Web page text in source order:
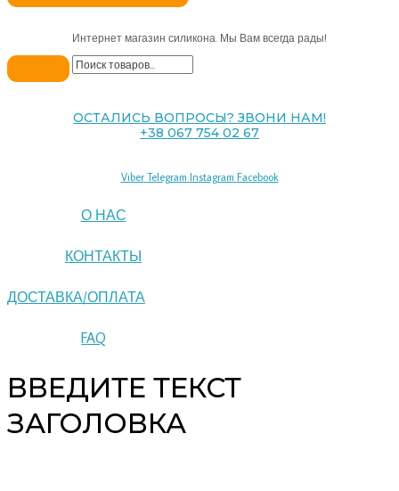
Интернет магазин силикона. Мы Вам всегда рады!
ОСТАЛИСЬ ВОПРОСЫ? ЗВОНИ НАМ!
+38 067 754 02 67
Viber Telegram Instagram Facebook
О НАС
КОНТАКТЫ
ДОСТАВКА/ОПЛАТА
FAQ
ВВЕДИТЕ ТЕКСТ
ЗАГОЛОВКА